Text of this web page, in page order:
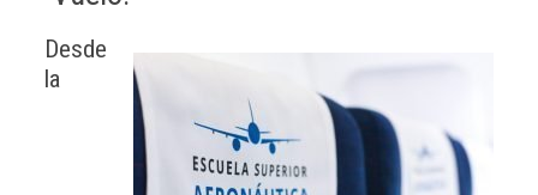
Desde
la